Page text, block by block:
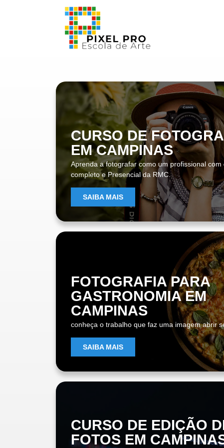
CURSO DE
EM CAMPINAS
Aprenda a fotografar como um profissional com
completo e Presencial da RMC.
SAIBA MAIS
FOTOGRAFIA PARA
GASTRONOMIA EM
CAMPINAS
conheça o trabalho que faz uma imagem abrir
SAIBA MAIS
CURSO DE EDIÇÃO
FOTOS EM